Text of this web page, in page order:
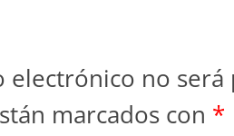
no será
marcados con *